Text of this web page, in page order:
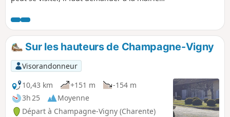
Sur les hauteurs de Champagne-Vigny
Visorandonneur
10,43 km
+151 m
-154 m
3h 25
Moyenne
Départ à Champagne-Vigny (Charente)